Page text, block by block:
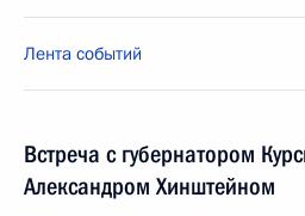
Лента событий
Встреча с губернатором
Александром Хинштейном